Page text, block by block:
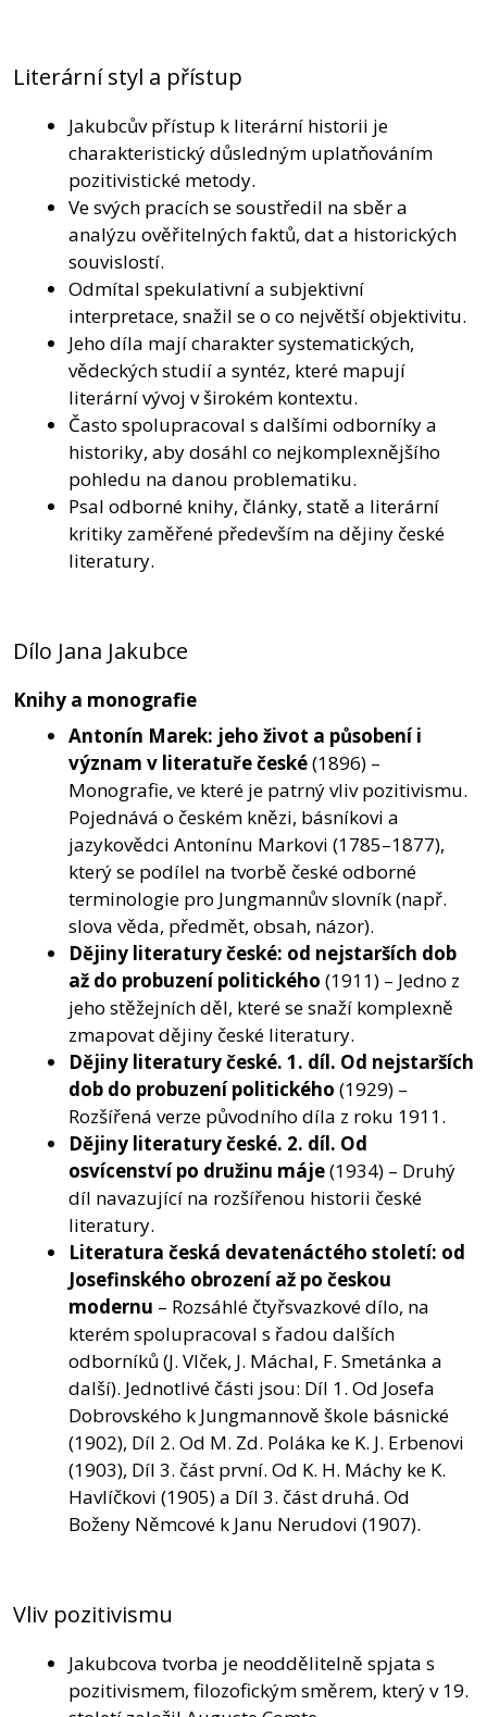
Literární styl a přístup
Jakubcův přístup k literární historii je
charakteristický důsledným uplatňováním
pozitivistické metody.
Ve svých pracích se soustředil na sběr a
analýzu ověřitelných faktů, dat a historických
souvislostí.
Odmítal spekulativní a subjektivní
interpretace, snažil se o co největší objektivitu.
Jeho díla mají charakter systematických,
vědeckých studií a syntéz, které mapují
literární vývoj v širokém kontextu.
Často spolupracoval s dalšími odborníky a
historiky, aby dosáhl co nejkomplexnějšího
pohledu na danou problematiku.
Psal odborné knihy, články, statě a literární
kritiky zaměřené především na dějiny české
literatury.
Dílo Jana Jakubce
Knihy a monografie
Antonín Marek: jeho život a působení i
význam v literatuře české(1896) –
Monografie, ve které je patrný vliv pozitivismu.
Pojednává o českém knězi, básníkovi a
jazykovědci Antonínu Markovi (1785–1877),
který se podílel na tvorbě české odborné
terminologie pro Jungmannův slovník (např.
slova věda, předmět, obsah, názor).
Dějiny literatury české: od nejstarších dob
až do probuzení politického (1911) – Jedno z
jeho stěžejních děl, které se snaží komplexně
zmapovat dějiny české literatury.
Dějiny literatury české. 1. díl. Od nejstarších
dob do probuzení politického (1929) –
Rozšířená verze původního díla z roku 1911.
Dějiny literatury české. 2. díl. Od
osvícenství po družinu máje(1934) – Druhý
díl navazující na rozšířenou historii české
literatury.
Literatura česká devatenáctého století: od
Josefinského obrození až po českou
modernu – Rozsáhlé čtyřsvazkové dílo, na
kterém spolupracoval s řadou dalších
odborníků (J. Vlček, J. Máchal, F. Smetánka a
další). Jednotlivé části jsou: Díl 1. Od Josefa
Dobrovského k Jungmannově škole básnické
(1902), Díl 2. Od M. Zd. Poláka ke K. J. Erbenovi
(1903), Díl 3. část první. Od K. H. Máchy ke K.
Havlíčkovi (1905) a Díl 3. část druhá. Od
Boženy Němcové k Janu Nerudovi (1907).
Vliv pozitivismu
Jakubcova tvorba je neoddělitelně spjata s
pozitivismem, filozofickým směrem, který v 19.